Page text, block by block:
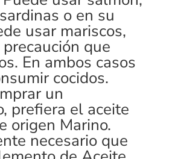
o en su
usar mariscos,
que
En ambos casos
cocidos.
un
prefiera el aceite
origen Marino.
necesario que